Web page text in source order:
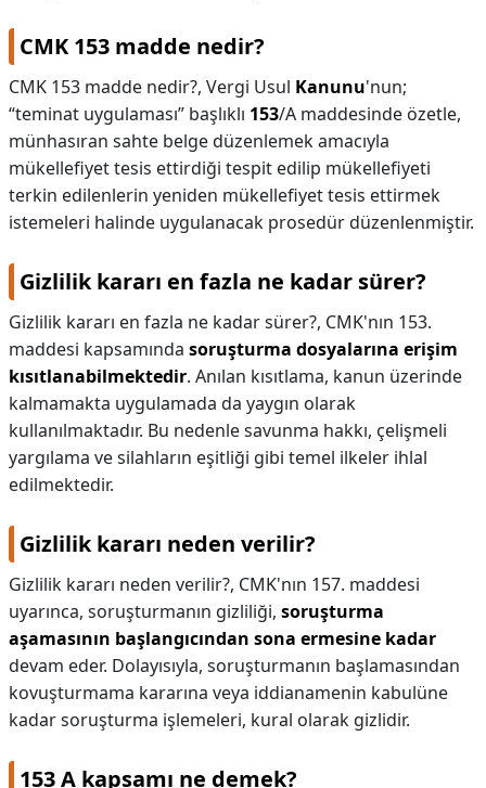
CMK 153 madde nedir?
CMK 153 madde nedir?, Vergi Usul Kanunu'nun;
“teminat uygulaması” başlıklı 153/A maddesinde özetle,
münhasıran sahte belge düzenlemek amacıyla
mükellefiyet tesis ettirdiği tespit edilip mükellefiyeti
terkin edilenlerin yeniden mükellefiyet tesis ettirmek
istemeleri halinde uygulanacak prosedür düzenlenmiştir.
Gizlilik kararı en fazla ne kadar sürer?
Gizlilik kararı en fazla ne kadar sürer?, CMK'nın 153.
maddesi kapsamında soruşturma dosyalarına erişim
kısıtlanabilmektedir. Anılan kısıtlama, kanun üzerinde
kalmamakta uygulamada da yaygın olarak
kullanılmaktadır. Bu nedenle savunma hakkı, çelişmeli
yargılama ve silahların eşitliği gibi temel ilkeler ihlal
edilmektedir.
Gizlilik kararı neden verilir?
Gizlilik kararı neden verilir?, CMK'nın 157. maddesi
uyarınca, soruşturmanın gizliliği, soruşturma
aşamasının başlangıcından sona ermesine kadar
devam eder. Dolayısıyla, soruşturmanın başlamasından
kovuşturmama kararına veya iddianamenin kabulüne
kadar soruşturma işlemeleri, kural olarak gizlidir.
153 A kapsamı ne demek?